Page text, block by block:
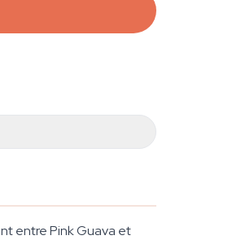
entre Pink Guava et